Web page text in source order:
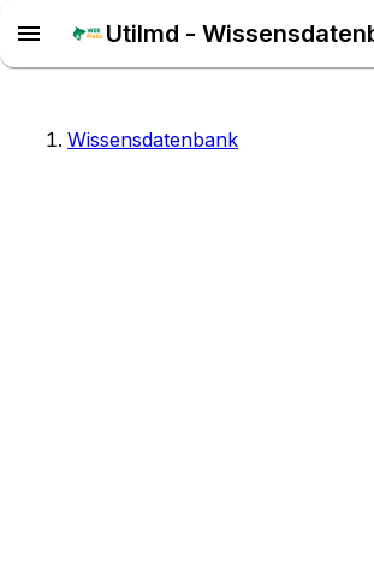
Utilmd -
Wissensdatenbank